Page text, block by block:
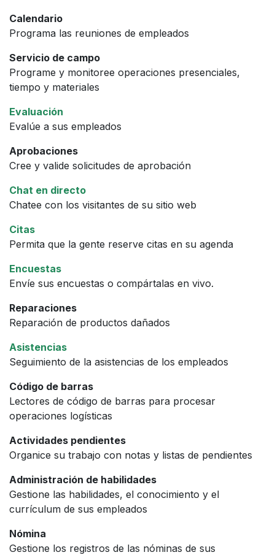
Calendario
Programa las reuniones de empleados
Servicio de campo
Programe y monitoree operaciones presenciales,
tiempo y materiales
Evaluación
Evalúe a sus empleados
Aprobaciones
Cree y valide solicitudes de aprobación
Chat en directo
Chatee con los visitantes de su sitio web
Citas
Permita que la gente reserve citas en su agenda
Encuestas
Envíe sus encuestas o compártalas en vivo.
Reparaciones
Reparación de productos dañados
Asistencias
Seguimiento de la asistencias de los empleados
Código de barras
Lectores de código de barras para procesar
operaciones logísticas
Actividades pendientes
Organice su trabajo con notas y listas de pendientes
Administración de habilidades
Gestione las habilidades, el conocimiento y el
currículum de sus empleados
Nómina
Gestione los registros de las nóminas de sus